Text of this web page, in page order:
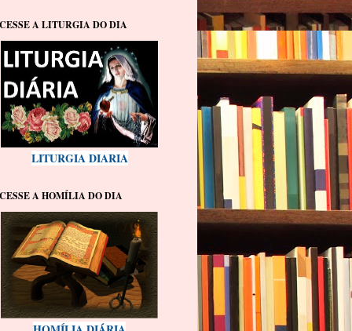
A LITURGIA DO DIA
LITURGIA DIARIA
A HOMÍLIA DO DIA